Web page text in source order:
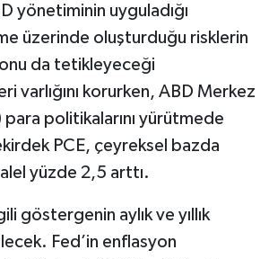
yönetiminin uyguladığı
üzerinde oluşturduğu risklerin
da tetikleyeceği
varlığını korurken, ABD Merkez
para politikalarını yürütmede
PCE, çeyreksel bazda
yüzde 2,5 arttı.
göstergenin aylık ve yıllık
Fed’in enflasyon